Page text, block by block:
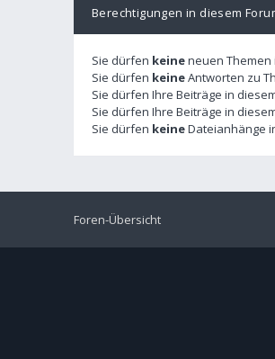
Berechtigungen in diesem
Sie dürfen keineneuen Themen
Sie dürfen keineAntworten zu
Sie dürfen Ihre Beiträge in
Sie dürfen Ihre Beiträge in
Sie dürfen keineDateianhänge
Foren-Übersicht